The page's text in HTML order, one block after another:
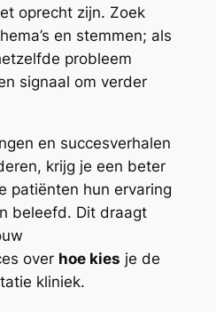
oprecht zijn. Zoek
en stemmen; als
probleem
signaal om verder
en succesverhalen
krijg je een beter
patiënten hun ervaring
beleefd. Dit draagt
over hoe kies je de
kliniek.